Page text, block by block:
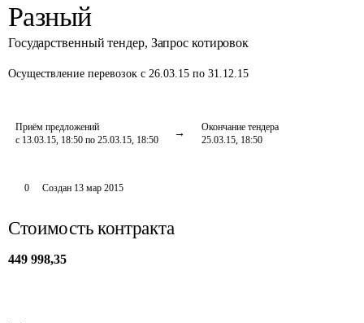
Разный
Государственный тендер, Запрос котировок
Осуществление перевозок с 26.03.15 по 31.12.15
Приём предложений
с 13.03.15, 18:50 по 25.03.15, 18:50
Окончание тендера
25.03.15, 18:50
0 Создан 13 мар 2015
Стоимость контракта
449 998,35